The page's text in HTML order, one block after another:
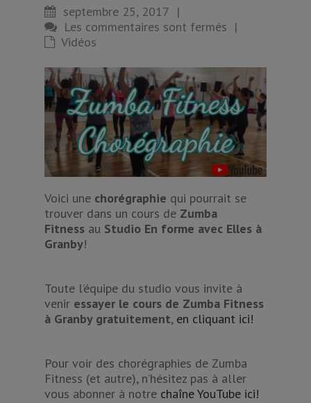
septembre 25, 2017 |
Les commentaires sont fermés |
Vidéos
Voici une chorégraphie qui pourrait se
trouver dans un cours de Zumba
Fitness au Studio En forme avec Elles à
Granby!
Toute l’équipe du studio vous invite à
venir essayer le cours de Zumba Fitness
à Granby gratuitement, en cliquant ici!
Pour voir des chorégraphies de Zumba
Fitness (et autre), n’hésitez pas à aller
vous abonner à notre chaîne YouTube ici!